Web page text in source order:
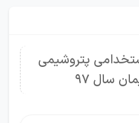
پتروشیمی
سال 97